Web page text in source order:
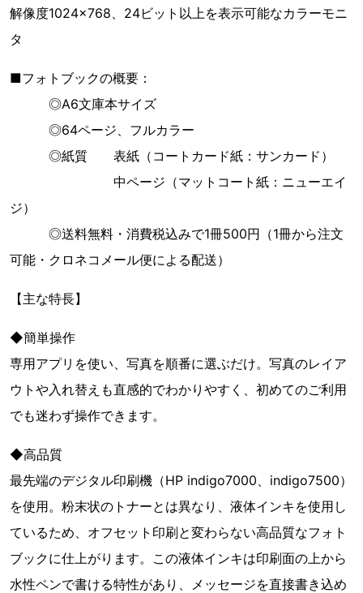
解像度1024×768、24ビット以上を表示可能なカラーモニ
タ
■フォトブックの概要：
◎A6文庫本サイズ
◎64ページ、フルカラー
◎紙質 表紙（コートカード紙：サンカード）
中ページ（マットコート紙：ニューエイ
ジ）
◎送料無料・消費税込みで1冊500円（1冊から注文
可能・クロネコメール便による配送）
【主な特長】
◆簡単操作
専用アプリを使い、写真を順番に選ぶだけ。写真のレイア
ウトや入れ替えも直感的でわかりやすく、初めてのご利用
でも迷わず操作できます。
◆高品質
最先端のデジタル印刷機（HP indigo7000、indigo7500）
を使用。粉末状のトナーとは異なり、液体インキを使用し
ているため、オフセット印刷と変わらない高品質なフォト
ブックに仕上がります。この液体インキは印刷面の上から
水性ペンで書ける特性があり、メッセージを直接書き込め